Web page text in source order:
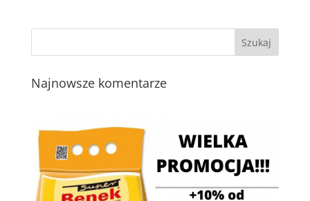
Najnowsze komentarze